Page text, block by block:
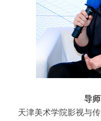
导师
天津美术学院影视与